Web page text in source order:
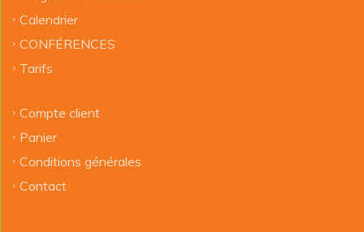
Calendrier
CONFÉRENCES
Tarifs
Compte client
Panier
Conditions générales
Contact